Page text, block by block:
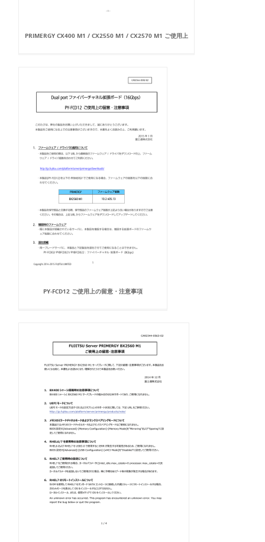
PRIMERGY CX400 M1 / CX2550 M1 / CX2570 M1 ご使用上
PY-FCD12 ご使用上の留意・注意事項